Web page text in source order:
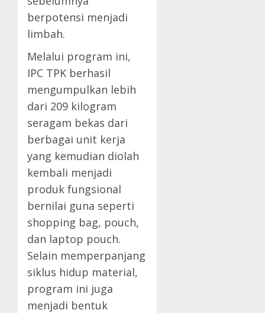
berpotensi menjadi
limbah.
Melalui program ini,
IPC TPK berhasil
mengumpulkan lebih
dari 209 kilogram
seragam bekas dari
berbagai unit kerja
yang kemudian diolah
kembali menjadi
produk fungsional
bernilai guna seperti
shopping bag, pouch,
dan laptop pouch.
Selain memperpanjang
siklus hidup material,
program ini juga
menjadi bentuk